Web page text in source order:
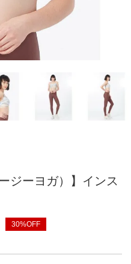
ジーヨガ）】インス
30%OFF